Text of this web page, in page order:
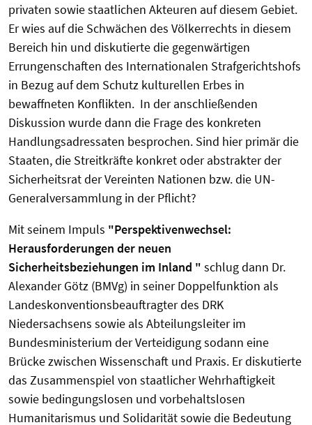
privaten sowie staatlichen Akteuren auf diesem Gebiet.
Er wies auf die Schwächen des Völkerrechts in diesem
Bereich hin und diskutierte die gegenwärtigen
Errungenschaften des Internationalen Strafgerichtshofs
in Bezug auf dem Schutz kulturellen Erbes in
bewaffneten Konflikten. In der anschließenden
Diskussion wurde dann die Frage des konkreten
Handlungsadressaten besprochen. Sind hier primär die
Staaten, die Streitkräfte konkret oder abstrakter der
Sicherheitsrat der Vereinten Nationen bzw. die UN-
Generalversammlung in der Pflicht?
Mit seinem Impuls "Perspektivenwechsel:
Herausforderungen der neuen
Sicherheitsbeziehungen im Inland " schlug dann Dr.
Alexander Götz (BMVg) in seiner Doppelfunktion als
Landeskonventionsbeauftragter des DRK
Niedersachsens sowie als Abteilungsleiter im
Bundesministerium der Verteidigung sodann eine
Brücke zwischen Wissenschaft und Praxis. Er diskutierte
das Zusammenspiel von staatlicher Wehrhaftigkeit
sowie bedingungslosen und vorbehaltslosen
Humanitarismus und Solidarität sowie die Bedeutung